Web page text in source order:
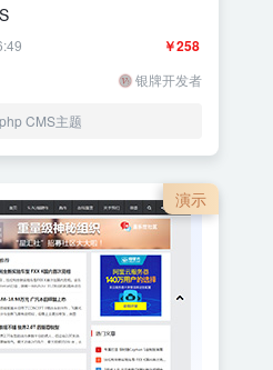
￥258
银牌开发者
CMS主题
演示